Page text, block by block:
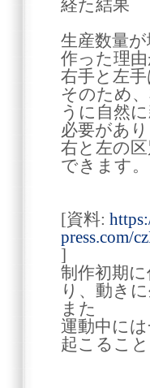
経た結果
生産数量
作った理由
右手と左
そのため
うに自然
必要があり
右と左の
できます。
[資料:
press.com/
]
制作初期
り、動き
また
運動中に
起こるこ